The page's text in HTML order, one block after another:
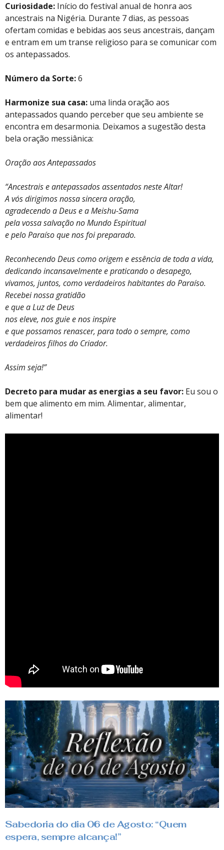
Curiosidade: Início do festival anual de honra aos
ancestrais na Nigéria. Durante 7 dias, as pessoas
ofertam comidas e bebidas aos seus ancestrais, dançam
e entram em um transe religioso para se comunicar com
os antepassados.
Número da Sorte:6
Harmonize sua casa: uma linda oração aos
antepassados quando perceber que seu ambiente se
encontra em desarmonia. Deixamos a sugestão desta
bela oração messiânica:
Oração aos Antepassados
“Ancestrais e antepassados assentados neste Altar!
A vós dirigimos nossa sincera oração,
agradecendo a Deus e a Meishu-Sama
pela vossa salvação no Mundo Espiritual
e pelo Paraíso que nos foi preparado.
Reconhecendo Deus como origem e essência de toda a vida,
dedicando incansavelmente e praticando o desapego,
vivamos, juntos, como verdadeiros habitantes do Paraíso.
Recebei nossa gratidão
e que a Luz de Deus
nos eleve, nos guie e nos inspire
e que possamos renascer, para todo o sempre, como
verdadeiros filhos do Criador.
Assim seja!”
Decreto para mudar as energias a seu favor: Eu sou o
bem que alimento em mim. Alimentar, alimentar,
alimentar!
Sabedoria do dia 06 de Agosto: “Quem
espera, sempre alcança!”